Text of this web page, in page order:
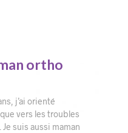
ortho
j’ai orienté
vers les troubles
Je suis aussi maman